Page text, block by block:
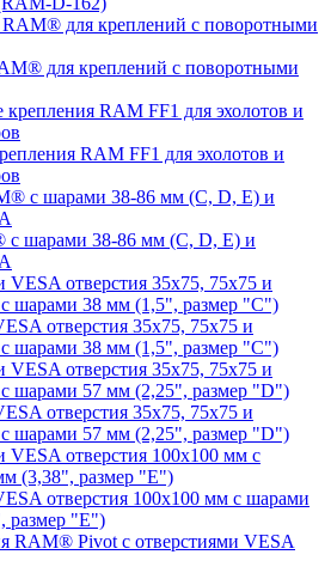
для креплений с поворотными
RAM FF1 для эхолотов и
с шарами 38-86 мм (C, D, E) и
отверстия 35x75, 75x75 и
шарами 38 мм (1,5", размер "C")
отверстия 35х75, 75x75 и
шарами 57 мм (2,25", размер "D")
отверстия 100x100 мм с шарами
размер "E")